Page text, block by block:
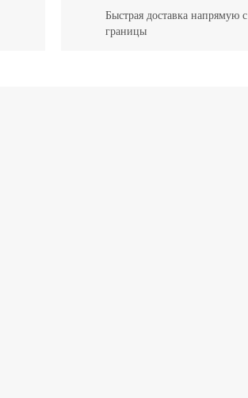
Быстрая доставка напрямую с
границы